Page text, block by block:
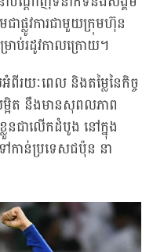
ាផ្លូវការជាមួយក្រុមហ៊ុន
រាប់រដូវកាលក្រោយ។
យៈពេល និងតម្លៃនៃកិច្ច
ម្អិត នឹងមានសុពលភាព
លួនជាលើកដំបូង នៅក្នុង
ាន់ប្រទេសជប៉ុន នា